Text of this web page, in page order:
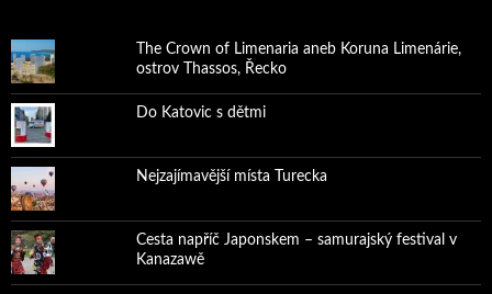
The Crown of Limenaria aneb Koruna Limenárie,
ostrov Thassos, Řecko
Do Katovic s dětmi
Nejzajímavější místa Turecka
Cesta napříč Japonskem – samurajský festival v
Kanazawě